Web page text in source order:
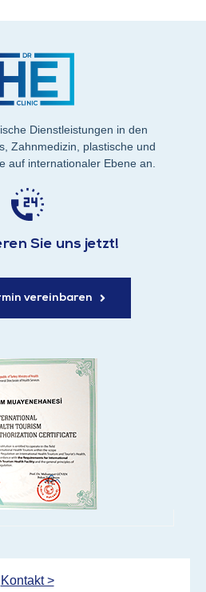
Dienstleistungen in den
Zahnmedizin, plastische und
auf internationaler Ebene an.
Sie uns jetzt!
vereinbaren
Kontakt >